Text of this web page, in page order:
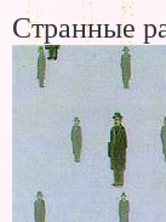
Странные